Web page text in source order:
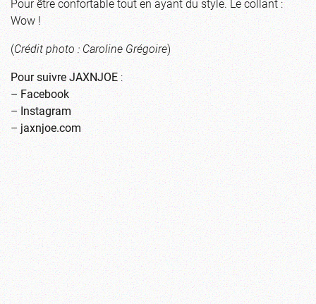
Wow !
(Crédit photo : Caroline Grégoire)
Pour suivre JAXNJOE:
–Facebook
–Instagram
–jaxnjoe.com